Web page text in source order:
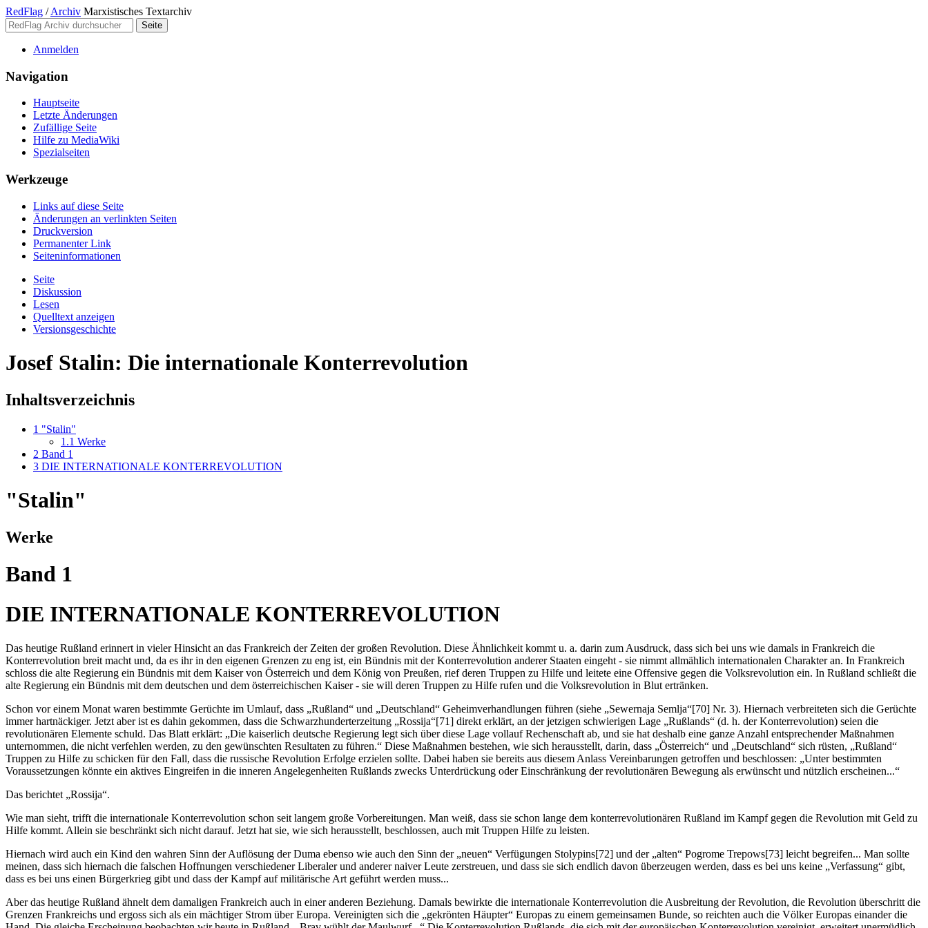
RedFlag / Archiv Marxistisches Textarchiv
Anmelden
Navigation
Hauptseite
Letzte Änderungen
Zufällige Seite
Hilfe zu MediaWiki
Spezialseiten
Werkzeuge
Links auf diese Seite
Änderungen an verlinkten Seiten
Druckversion
Permanenter Link
Seiten­­informationen
Seite
Diskussion
Lesen
Quelltext anzeigen
Versionsgeschichte
Josef Stalin: Die internationale Konterrevolution
Inhaltsverzeichnis
1 "Stalin"
1.1 Werke
2 Band 1
3 DIE INTERNATIONALE KONTERREVOLUTION
"Stalin"
Werke
Band 1
DIE INTERNATIONALE KONTERREVOLUTION
Das heutige Rußland erinnert in vieler Hinsicht an das Frankreich der Zeiten der großen Revolution. Diese Ähnlichkeit kommt u. a. darin zum Ausdruck, dass sich bei uns wie damals in Frankreich die
Konterrevolution breit macht und, da es ihr in den eigenen Grenzen zu eng ist, ein Bündnis mit der Konterrevolution anderer Staaten eingeht - sie nimmt allmählich internationalen Charakter an. In Frankreich
schloss die alte Regierung ein Bündnis mit dem Kaiser von Österreich und dem König von Preußen, rief deren Truppen zu Hilfe und leitete eine Offensive gegen die Volksrevolution ein. In Rußland schließt die
alte Regierung ein Bündnis mit dem deutschen und dem österreichischen Kaiser - sie will deren Truppen zu Hilfe rufen und die Volksrevolution in Blut ertränken.
Schon vor einem Monat waren bestimmte Gerüchte im Umlauf, dass „Rußland“ und „Deutschland“ Geheimverhandlungen führen (siehe „Sewernaja Semlja“[70] Nr. 3). Hiernach verbreiteten sich die Gerüchte
immer hartnäckiger. Jetzt aber ist es dahin gekommen, dass die Schwarzhunderterzeitung „Rossija“[71] direkt erklärt, an der jetzigen schwierigen Lage „Rußlands“ (d. h. der Konterrevolution) seien die
revolutionären Elemente schuld. Das Blatt erklärt: „Die kaiserlich deutsche Regierung legt sich über diese Lage vollauf Rechenschaft ab, und sie hat deshalb eine ganze Anzahl entsprechender Maßnahmen
unternommen, die nicht verfehlen werden, zu den gewünschten Resultaten zu führen.“ Diese Maßnahmen bestehen, wie sich herausstellt, darin, dass „Österreich“ und „Deutschland“ sich rüsten, „Rußland“
Truppen zu Hilfe zu schicken für den Fall, dass die russische Revolution Erfolge erzielen sollte. Dabei haben sie bereits aus diesem Anlass Vereinbarungen getroffen und beschlossen: „Unter bestimmten
Voraussetzungen könnte ein aktives Eingreifen in die inneren Angelegenheiten Rußlands zwecks Unterdrückung oder Einschränkung der revolutionären Bewegung als erwünscht und nützlich erscheinen...“
Das berichtet „Rossija“.
Wie man sieht, trifft die internationale Konterrevolution schon seit langem große Vorbereitungen. Man weiß, dass sie schon lange dem konterrevolutionären Rußland im Kampf gegen die Revolution mit Geld zu
Hilfe kommt. Allein sie beschränkt sich nicht darauf. Jetzt hat sie, wie sich herausstellt, beschlossen, auch mit Truppen Hilfe zu leisten.
Hiernach wird auch ein Kind den wahren Sinn der Auflösung der Duma ebenso wie auch den Sinn der „neuen“ Verfügungen Stolypins[72] und der „alten“ Pogrome Trepows[73] leicht begreifen... Man sollte
meinen, dass sich hiernach die falschen Hoffnungen verschiedener Liberaler und anderer naiver Leute zerstreuen, und dass sie sich endlich davon überzeugen werden, dass es bei uns keine „Verfassung“ gibt,
dass es bei uns einen Bürgerkrieg gibt und dass der Kampf auf militärische Art geführt werden muss...
Aber das heutige Rußland ähnelt dem damaligen Frankreich auch in einer anderen Beziehung. Damals bewirkte die internationale Konterrevolution die Ausbreitung der Revolution, die Revolution überschritt die
Grenzen Frankreichs und ergoss sich als ein mächtiger Strom über Europa. Vereinigten sich die „gekrönten Häupter“ Europas zu einem gemeinsamen Bunde, so reichten auch die Völker Europas einander die